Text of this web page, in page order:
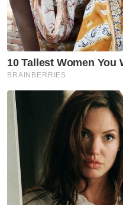
Beliau juga pernah
Pengarah Bahagian
Pengarah Bahagian
Pengarah
Ekonomi, Bahagian
Penempatan.